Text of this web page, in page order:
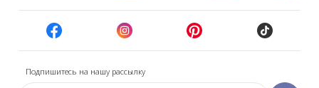
Подпишитесь на нашу рассылку